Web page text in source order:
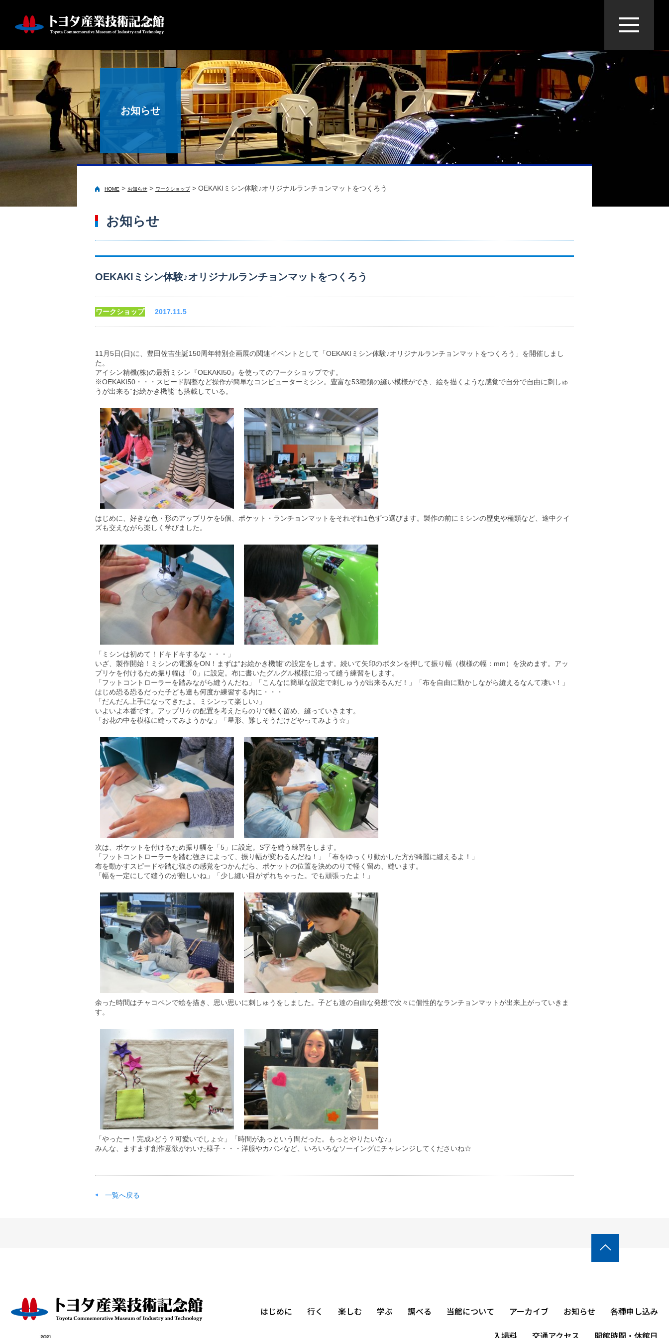
お知らせ
HOME > お知らせ > ワークショップ> OEKAKIミシン体験♪オリジナルランチョンマットをつくろう
お知らせ
OEKAKIミシン体験♪オリジナルランチョンマットをつくろう
ワークショップ 2017.11.5
11月5日(日)に、豊田佐吉生誕150周年特別企画展の関連イベントとして「OEKAKIミシン体験♪オリジナルランチョンマットをつくろう」を開催しまし
た。
アイシン精機(株)の最新ミシン『OEKAKI50』を使ってのワークショップです。
※OEKAKI50・・・スピード調整など操作が簡単なコンピューターミシン。豊富な53種類の縫い模様ができ、絵を描くような感覚で自分で自由に刺しゅ
うが出来る“お絵かき機能”も搭載している。
はじめに、好きな色・形のアップリケを5個、ポケット・ランチョンマットをそれぞれ1色ずつ選びます。製作の前にミシンの歴史や種類など、途中クイ
ズも交えながら楽しく学びました。
「ミシンは初めて！ドキドキするな・・・」
いざ、製作開始！ミシンの電源をON！まずは“お絵かき機能”の設定をします。続いて矢印のボタンを押して振り幅（模様の幅：mm）を決めます。アッ
プリケを付けるため振り幅は「0」に設定。布に書いたグルグル模様に沿って縫う練習をします。
「フットコントローラーを踏みながら縫うんだね」「こんなに簡単な設定で刺しゅうが出来るんだ！」「布を自由に動かしながら縫えるなんて凄い！」
はじめ恐る恐るだった子ども達も何度か練習する内に・・・
「だんだん上手になってきたよ。ミシンって楽しい♪」
いよいよ本番です。アップリケの配置を考えたらのりで軽く留め、縫っていきます。
「お花の中を模様に縫ってみようかな」「星形、難しそうだけどやってみよう☆」
次は、ポケットを付けるため振り幅を「5」に設定。S字を縫う練習をします。
「フットコントローラーを踏む強さによって、振り幅が変わるんだね！」「布をゆっくり動かした方が綺麗に縫えるよ！」
布を動かすスピードや踏む強さの感覚をつかんだら、ポケットの位置を決めのりで軽く留め、縫います。
「幅を一定にして縫うのが難しいね」「少し縫い目がずれちゃった。でも頑張ったよ！」
余った時間はチャコペンで絵を描き、思い思いに刺しゅうをしました。子ども達の自由な発想で次々に個性的なランチョンマットが出来上がっていきま
す。
「やったー！完成♪どう？可愛いでしょ☆」「時間があっという間だった。もっとやりたいな♪」
みんな、ますます創作意欲がわいた様子・・・洋服やカバンなど、いろいろなソーイングにチャレンジしてくださいね☆
一覧へ戻る

はじめに 行く 楽しむ 学ぶ 調べる 当館について アーカイブ お知らせ 各種申し込み
入場料 交通アクセス 開館時間・休館日